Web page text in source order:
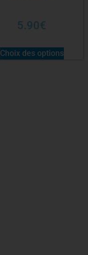
5.90€
Choix des options